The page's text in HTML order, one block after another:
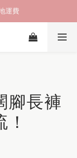
運費
腳長褲